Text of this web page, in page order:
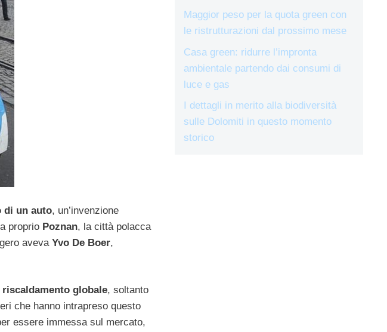
di un auto, un’invenzione
proprio Poznan, la città polacca
aveva Yvo De Boer,
riscaldamento globale, soltanto
che hanno intrapreso questo
essere immessa sul mercato,
Maggior peso per la quota green con
le ristrutturazioni dal prossimo mese
Casa green: ridurre l’impronta
ambientale partendo dai consumi di
luce e gas
I dettagli in merito alla biodiversità
sulle Dolomiti in questo momento
storico